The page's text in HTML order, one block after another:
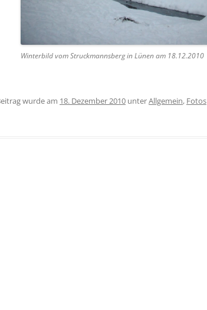
Winterbild vom Struckmannsberg in Lünen am 18.12.2010
wurde am 18. Dezember 2010 unterAllgemein, Fotos